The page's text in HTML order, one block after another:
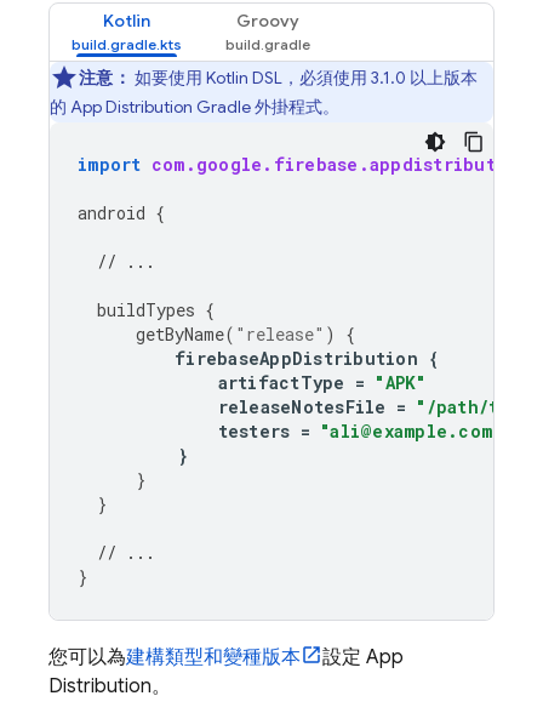
Kotlin Groovy
注意： 如要使用 Kotlin DSL，必須使用 3.1.0 以上版本
的 App Distribution Gradle 外掛程式。
import
android {
// ...
buildTypes {
getByName( "release" )
{
firebaseAppDistribution {
artifactType = "APK"
releaseNotesFile = "/path/to/
testers = "ali@example.com,
}
}
}
// ...
}
您可以為建構類型和變種版本 設定 App
Distribution。